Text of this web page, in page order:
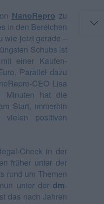
NanoRepro zu
in den Bereichen
wie jetzt gerade –
Schubs ist
mit einer Kaufen-
Parallel dazu
CEO Lisa
Minuten hat die
Start, immerhin
positiven
Check in der
früher unter der
rund um Themen
unter der dm-
das nach Jahren